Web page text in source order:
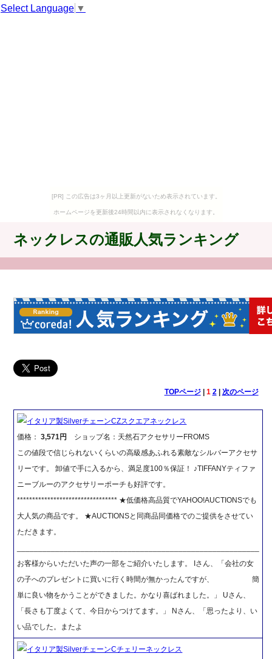
Select Language ▼
[PR] この広告は3ヶ月以上更新がないため表示されています。
ホームページを更新後24時間以内に表示されなくなります。
ネックレスの通販人気ランキング
TOPページ| 1 2| 次のページ
イタリア製SilverチェーンCZスクエアネックレス
価格：3,571円
ショップ名：天然石アクセサリーFROMS
この値段で信じられないくらいの高級感あふれる素敵なシルバーアクセサ
リーです。 卸値で手に入るから、満足度100％保証！ ♪TIFFANYティファ
ニーブルーのアクセサリーポーチも好評です。
********************************* ★低価格高品質でYAHOO!AUCTIONSでも
大人気の商品です。 ★AUCTIONSと同商品同価格でのご提供をさせてい
ただきます。
お客様からいただいた声の一部をご紹介いたします。 Iさん、「会社の女
の子へのプレゼントに買いに行く時間が無かったんですが、 簡
単に良い物をかうことができました。かなり喜ばれました。」 Uさん、
「長さも丁度よくて、今日からつけてます。」 Nさん、「思ったより、い
い品でした。またよ
イタリア製SilverチェーンCチェリーネックレス